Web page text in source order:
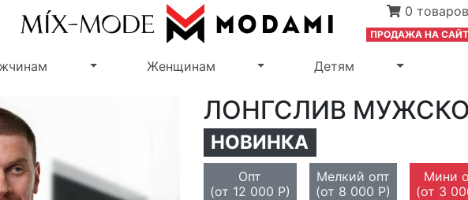
0 товаров
ПРОДАЖА НА
Переключить выпадающее меню
Женщинам Переключить выпадающее меню
Детям
ЛОНГСЛИВ
НОВИНКА
Опт
(от 12 000 Р)
Мелкий опт
(от 8 000 Р)
Мини
(от 3